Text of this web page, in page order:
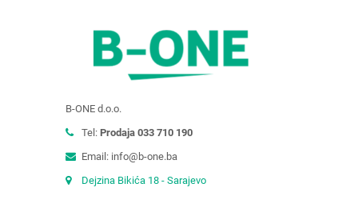
B-ONE d.o.o.
Tel: Prodaja 033 710 190
Email: info@b-one.ba
Dejzina Bikića 18 - Sarajevo